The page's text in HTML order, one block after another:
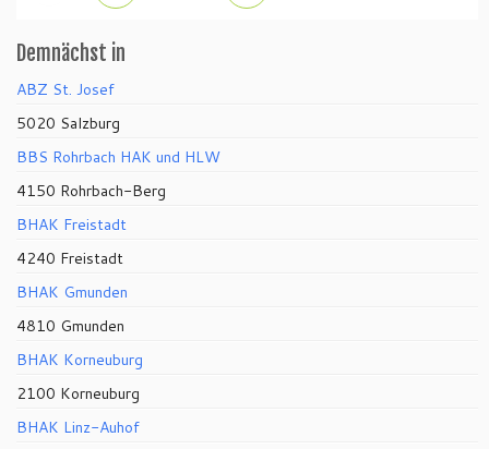
Demnächst in
ABZ St. Josef
5020 Salzburg
BBS Rohrbach HAK und HLW
4150 Rohrbach-Berg
BHAK Freistadt
4240 Freistadt
BHAK Gmunden
4810 Gmunden
BHAK Korneuburg
2100 Korneuburg
BHAK Linz-Auhof